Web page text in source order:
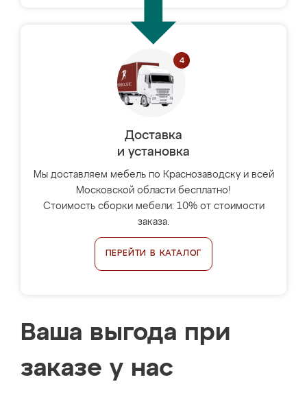
Доставка
и установка
Мы доставляем мебель по Краснозаводску и всей
Московской области бесплатно!
Стоимость сборки мебели: 10% от стоимости
заказа.
ПЕРЕЙТИ В КАТАЛОГ
Ваша выгода при
заказе у нас